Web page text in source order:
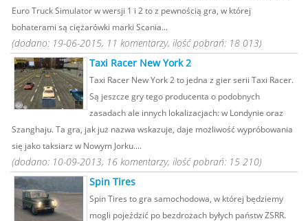
Euro Truck Simulator w wersji 1 i 2 to z pewnością gra, w której
bohaterami są ciężarówki marki Scania...
(dodano: 19-06-2015, 11 komentarzy, ilość pobrań: 18 013)
Taxi Racer New York 2
Taxi Racer New York 2 to jedna z gier serii Taxi Racer.
Są jeszcze gry tego producenta o podobnych
zasadach ale innych lokalizacjach: w Londynie oraz
Szanghaju. Ta gra, jak już nazwa wskazuje, daje możliwość wypróbowania
się jako taksiarz w Nowym Jorku....
(dodano: 10-09-2013, 16 komentarzy, ilość pobrań: 15 210)
Spin Tires
Spin Tires to gra samochodowa, w której będziemy
mogli pojeździć po bezdrożach byłych państw ZSRR.